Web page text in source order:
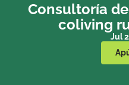
Consultoría
coliving
Jul